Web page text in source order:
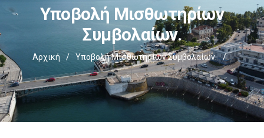
Υποβολή Μισθωτηρίων
Συμβολαίων.
Αρχική / Υποβολή Μισθωτηρίων Συμβολαίων. /